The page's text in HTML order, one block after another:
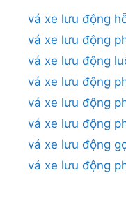
vá xe lưu động
vá xe lưu động
vá xe lưu động
vá xe lưu động
vá xe lưu động
vá xe lưu động
vá xe lưu động
vá xe lưu động